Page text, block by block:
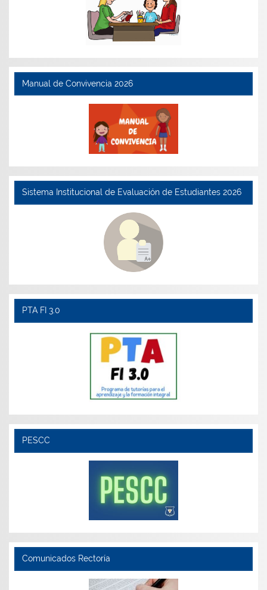
Manual de Convivencia 2026
Sistema Institucional de Evaluación de Estudiantes 2026
PTA FI 3.0
PESCC
Comunicados Rectoría